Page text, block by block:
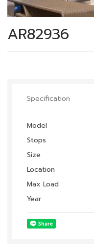
AR82936
Specification
Model
Stops
Size
Location
Max Load
Year